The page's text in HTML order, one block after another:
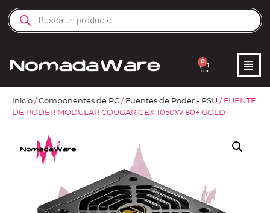
0
Inicio / Componentes de PC / Fuentes de Poder - PSU / FUENTE
DE PODER MODULAR COUGAR GEX 1050W 80+ GOLD